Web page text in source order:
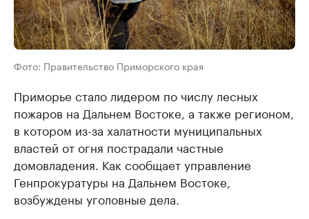
Фото: Правительство Приморского края
Приморье стало лидером по числу лесных
пожаров на Дальнем Востоке, а также регионом,
в котором из-за халатности муниципальных
властей от огня пострадали частные
домовладения. Как сообщает управление
Генпрокуратуры на Дальнем Востоке,
возбуждены уголовные дела.